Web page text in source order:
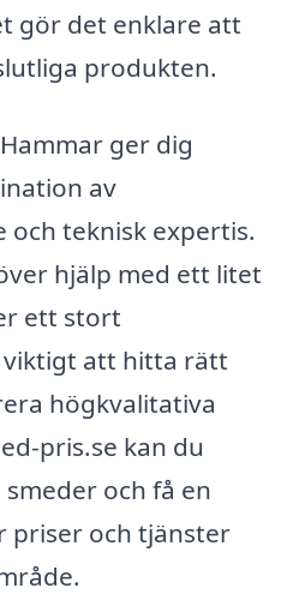
gör det enklare att
produkten.
ger dig
av
teknisk expertis.
hjälp med ett litet
ett stort
att hitta rätt
högkvalitativa
pris.se kan du
och få en
priser och tjänster